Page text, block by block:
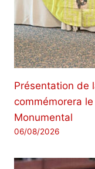
Présentation de
commémorera
Monumental
06/08/2026